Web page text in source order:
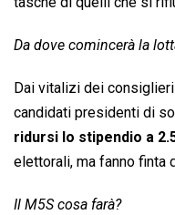
Da dove comincerà la
Dai vitalizi dei
candidati presidenti di
ridursi lo stipendio a
elettorali, ma fanno finta
Il M5S cosa farà?